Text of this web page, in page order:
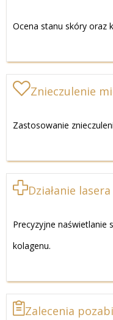
Ocena stanu skóry oraz
Znieczulenie
Zastosowanie
Działanie
Precyzyjne naświetlanie
kolagenu.
Zalecenia